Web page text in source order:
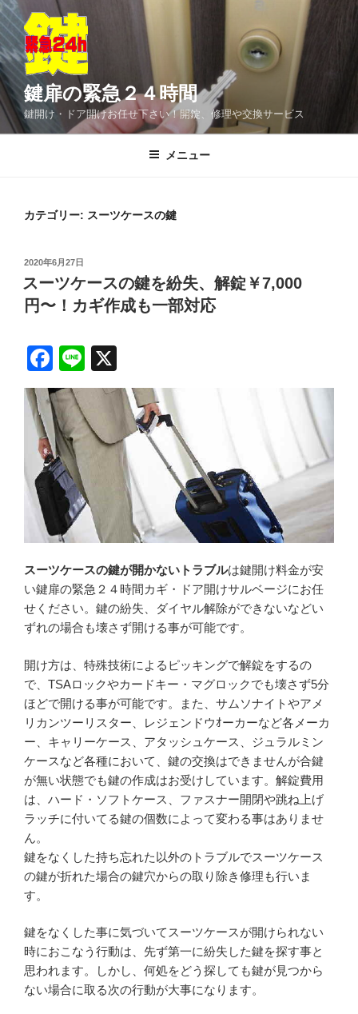
コ
ン
テ
ン
ツ
へ
ス
鍵扉の緊急２４時間
鍵開け・ドア開けお任せ下さい！開錠、修理や交換サービス
メニュー
カテゴリー: スーツケースの鍵
投
稿
日:
2020年6月27日
スーツケースの鍵を紛失、解錠￥7,000
円〜！カギ作成も一部対応
F
a
c
e
b
o
o
k
Li
n
e
スーツケースの鍵が開かないトラブルは鍵開け料金が安
い鍵扉の緊急２４時間カギ・ドア開けサルベージにお任
せください。鍵の紛失、ダイヤル解除ができないなどい
ずれの場合も壊さず開ける事が可能です。
開け方は、特殊技術によるピッキングで解錠をするの
で、TSAロックやカードキー・マグロックでも壊さず5分
ほどで開ける事が可能です。また、サムソナイトやアメ
リカンツーリスター、レジェンドウｵーカーなど各メーカ
ー、キャリーケース、アタッシュケース、ジュラルミン
ケースなど各種において、鍵の交換はできませんが合鍵
が無い状態でも鍵の作成はお受けしています。解錠費用
は、ハード・ソフトケース、ファスナー開閉や跳ね上げ
ラッチに付いてる鍵の個数によって変わる事はありませ
ん。
鍵をなくした持ち忘れた以外のトラブルでスーツケース
の鍵が折れた場合の鍵穴からの取り除き修理も行いま
す。
鍵をなくした事に気づいてスーツケースが開けられない
時におこなう行動は、先ず第一に紛失した鍵を探す事と
思われます。しかし、何処をどう探しても鍵が見つから
ない場合に取る次の行動が大事になります。